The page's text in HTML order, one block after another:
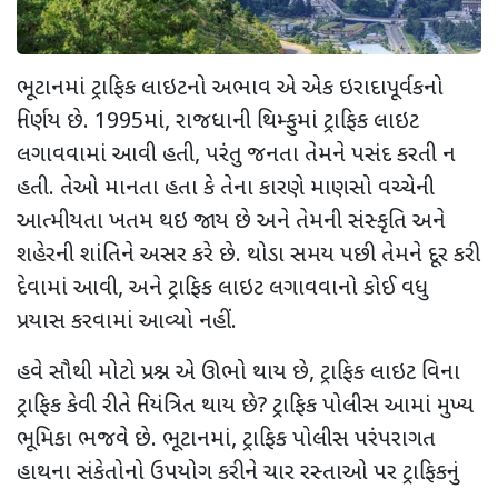
ભૂટાનમાં ટ્રાફિક લાઇટનો અભાવ એ એક ઇરાદાપૂર્વકનો
નિર્ણય છે. 1995માં, રાજધાની થિમ્ફુમાં ટ્રાફિક લાઇટ
લગાવવામાં આવી હતી, પરંતુ જનતા તેમને પસંદ કરતી ન
હતી. તેઓ માનતા હતા કે તેના કારણે માણસો વચ્ચેની
આત્મીયતા ખતમ થઇ જાય છે અને તેમની સંસ્કૃતિ અને
શહેરની શાંતિને અસર કરે છે. થોડા સમય પછી તેમને દૂર કરી
દેવામાં આવી, અને ટ્રાફિક લાઇટ લગાવવાનો કોઈ વધુ
પ્રયાસ કરવામાં આવ્યો નહીં.
હવે સૌથી મોટો પ્રશ્ન એ ઊભો થાય છે, ટ્રાફિક લાઇટ વિના
ટ્રાફિક કેવી રીતે નિયંત્રિત થાય છે? ટ્રાફિક પોલીસ આમાં મુખ્ય
ભૂમિકા ભજવે છે. ભૂટાનમાં, ટ્રાફિક પોલીસ પરંપરાગત
હાથના સંકેતોનો ઉપયોગ કરીને ચાર રસ્તાઓ પર ટ્રાફિકનું